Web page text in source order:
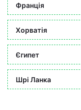
Франція
Хорватія
Єгипет
Шрі Ланка